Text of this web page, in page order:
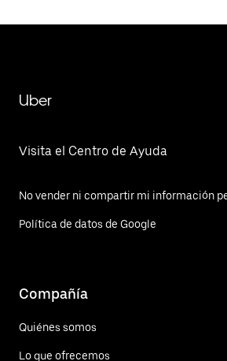
Uber
Visita el Centro de Ayuda
No vender ni compartir mi información
Política de datos de Google
Compañía
Quiénes somos
Lo que ofrecemos